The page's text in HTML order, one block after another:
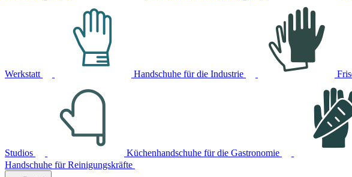
Werkstatt Handschuhe für die Industrie
Studios Küchenhandschuhe für die Gastronomie
Handschuhe für Reinigungskräfte